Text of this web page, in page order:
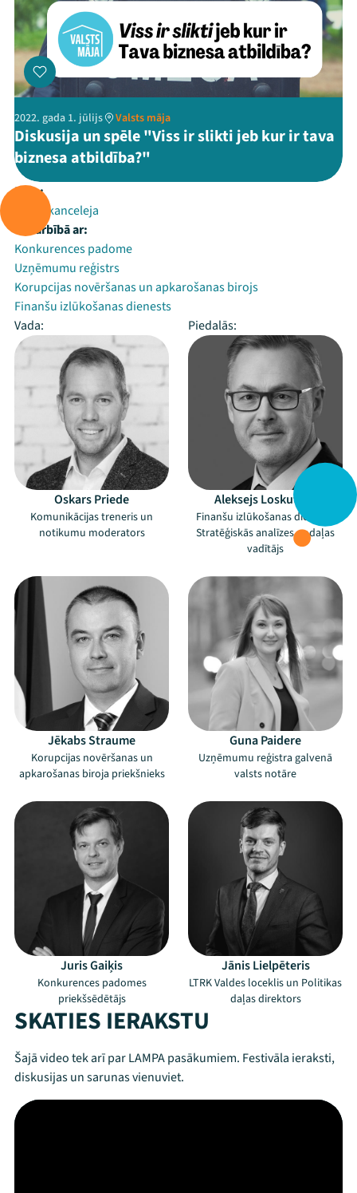
2022. gada 1. jūlijs Valsts māja
Diskusija un spēle "Viss ir slikti jeb kur ir tava
biznesa atbildība?"
Rīko:
Valsts kanceleja
Sadarbībā ar:
Konkurences padome
Uzņēmumu reģistrs
Korupcijas novēršanas un apkarošanas birojs
Finanšu izlūkošanas dienests
Vada:
Piedalās:
Oskars Priede
Komunikācijas treneris un
notikumu moderators
Aleksejs Loskutovs
Finanšu izlūkošanas dienesta
Stratēģiskās analīzes nodaļas
vadītājs
Jēkabs Straume
Korupcijas novēršanas un
apkarošanas biroja priekšnieks
Guna Paidere
Uzņēmumu reģistra galvenā
valsts notāre
Juris Gaiķis
Konkurences padomes
priekšsēdētājs
Jānis Lielpēteris
LTRK Valdes loceklis un Politikas
daļas direktors
SKATIES IERAKSTU
Šajā video tek arī par LAMPA pasākumiem. Festivāla ieraksti,
diskusijas un sarunas vienuviet.